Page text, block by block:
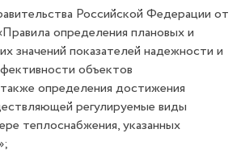
Российской Федерации от
определения плановых и
значений показателей надежности и
объектов
определения достижения
регулируемые виды
теплоснабжения, указанных